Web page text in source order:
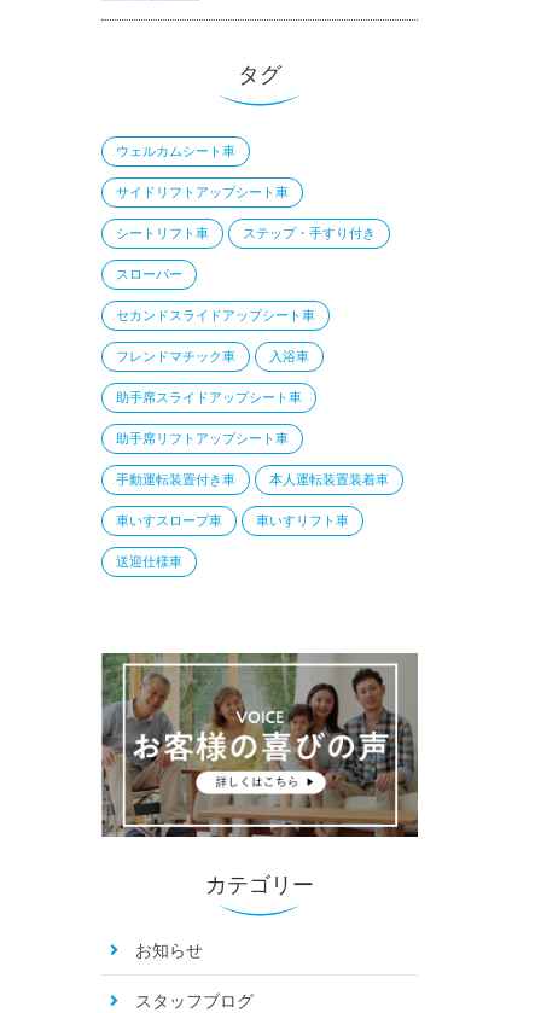
タグ
ウェルカムシート車
サイドリフトアップシート車
シートリフト車 ステップ・手すり付き
スローパー
セカンドスライドアップシート車
フレンドマチック車 入浴車
助手席スライドアップシート車
助手席リフトアップシート車
手動運転装置付き車 本人運転装置装着車
車いすスロープ車 車いすリフト車
送迎仕様車
カテゴリー
お知らせ
スタッフブログ